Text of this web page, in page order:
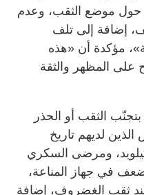
حول موضع الثقب، وعدم
إضافة إلى تلف
مؤكدة أن «هذه
المظهر والثقة
الثقب أو الحذر
الذين لديهم تاريخ
ومرضى السكري
في جهاز المناعة،
ثقب الغضروف، إضافة